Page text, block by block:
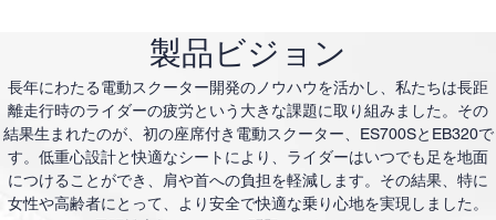
製品ビジョン
長年にわたる電動スクーター開発のノウハウを活かし、私たちは長距
離走行時のライダーの疲労という大きな課題に取り組みました。その
結果生まれたのが、初の座席付き電動スクーター、ES700SとEB320で
す。低重心設計と快適なシートにより、ライダーはいつでも足を地面
につけることができ、肩や首への負担を軽減します。その結果、特に
女性や高齢者にとって、より安全で快適な乗り心地を実現しました。